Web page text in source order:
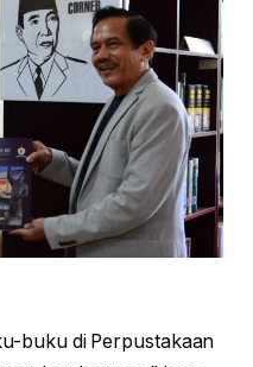
buku di Perpustakaan